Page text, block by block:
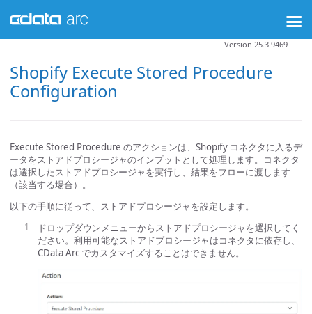
Shopify Execute Stored Procedure
Configuration
Version 25.3.9469
Execute Stored Procedure のアクションは、Shopify コネクタに入るデ
ータをストアドプロシージャのインプットとして処理します。コネクタ
は選択したストアドプロシージャを実行し、結果をフローに渡します
（該当する場合）。
以下の手順に従って、ストアドプロシージャを設定します。
ドロップダウンメニューからストアドプロシージャを選択してく
ださい。利用可能なストアドプロシージャはコネクタに依存し、
CData Arc でカスタマイズすることはできません。